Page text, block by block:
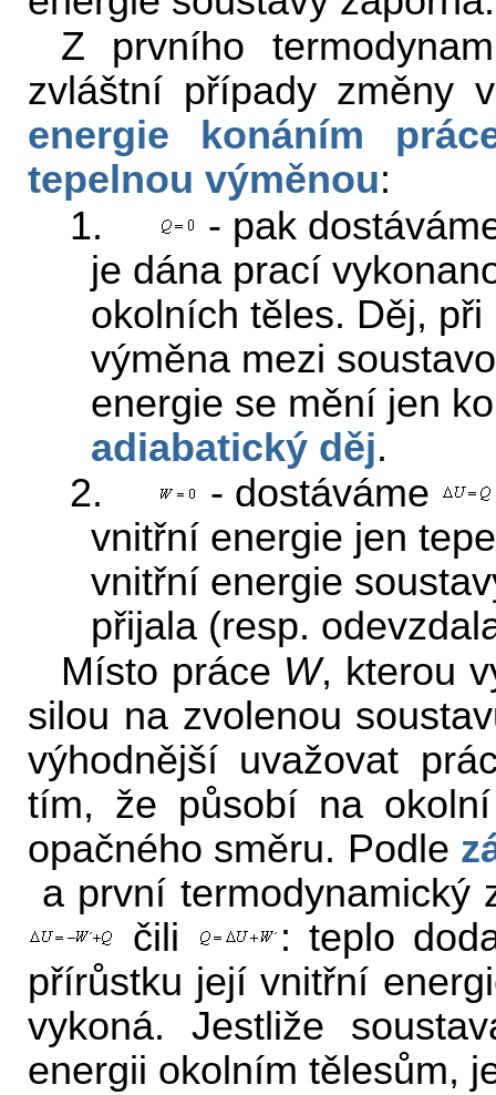
Z prvního
zvláštní případy změny
energie konáním
tepelnou výměnou:
1.
- pak
je dána prací
okolních těles. Děj,
výměna mezi
energie se mění jen
adiabatický děj.
2.
- dostáváme
vnitřní energie jen
vnitřní energie
přijala (resp.
Místo práce W, kterou
silou na zvolenou
výhodnější uvažovat
tím, že působí na
opačného směru. Podle
a první termodynamický
čili
: teplo
přírůstku její vnitřní
vykoná. Jestliže
energii okolním tělesům,